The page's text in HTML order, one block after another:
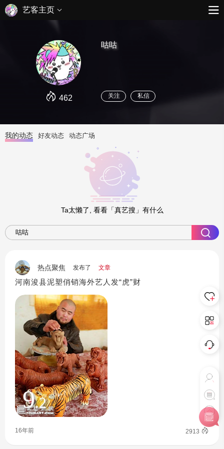
艺客主页
462
咕咕
关注 私信
我的动态 好友动态 动态广场
Ta太懒了, 看看「真艺搜」有什么
热点聚焦 发布了 文章
河南浚县泥塑俏销海外艺人发“虎”财
9.2
16年前 2913